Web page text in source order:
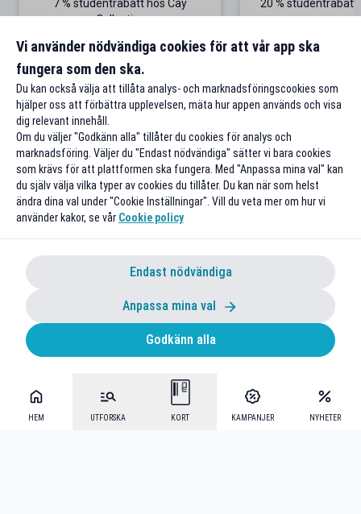
HEM UTFORSKA KORT KAMPANJER NYHETER
7 % studentrabatt hos Cay
Collective
Till rabatten
20 %
Vi använder nödvändiga cookies för att vår app ska
fungera som den ska.
Du kan också välja att tillåta analys- och marknadsföringscookies som
hjälper oss att förbättra upplevelsen, mäta hur appen används och visa
dig relevant innehåll.
Om du väljer "Godkänn alla" tillåter du cookies för analys och
marknadsföring. Väljer du "Endast nödvändiga" sätter vi bara cookies
som krävs för att plattformen ska fungera. Med "Anpassa mina val" kan
du själv välja vilka typer av cookies du tillåter. Du kan när som helst
ändra dina val under "Cookie Inställningar". Vill du veta mer om hur vi
använder kakor, se vår Cookie policy
Endast nödvändiga
Anpassa mina val
Godkänn alla